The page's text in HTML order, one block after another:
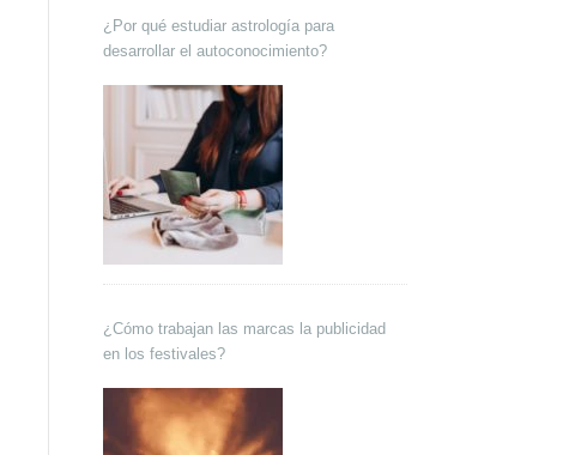
¿Por qué estudiar astrología para
desarrollar el autoconocimiento?
¿Cómo trabajan las marcas la publicidad
en los festivales?